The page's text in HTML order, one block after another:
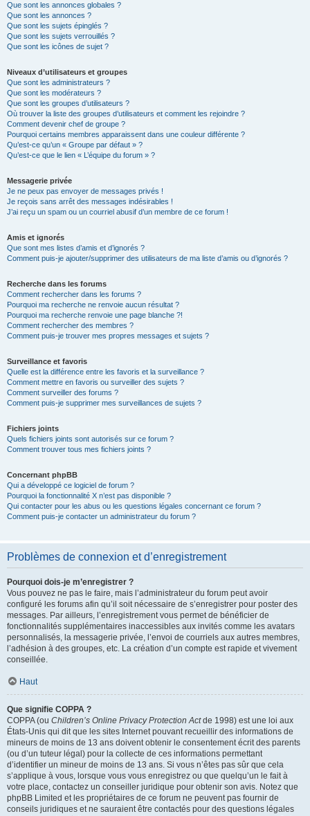
Que sont les annonces globales ?
Que sont les annonces ?
Que sont les sujets épinglés ?
Que sont les sujets verrouillés ?
Que sont les icônes de sujet ?
Niveaux d’utilisateurs et groupes
Que sont les administrateurs ?
Que sont les modérateurs ?
Que sont les groupes d’utilisateurs ?
Où trouver la liste des groupes d’utilisateurs et comment les rejoindre ?
Comment devenir chef de groupe ?
Pourquoi certains membres apparaissent dans une couleur différente ?
Qu’est-ce qu’un « Groupe par défaut » ?
Qu’est-ce que le lien « L’équipe du forum » ?
Messagerie privée
Je ne peux pas envoyer de messages privés !
Je reçois sans arrêt des messages indésirables !
J’ai reçu un spam ou un courriel abusif d’un membre de ce forum !
Amis et ignorés
Que sont mes listes d’amis et d’ignorés ?
Comment puis-je ajouter/supprimer des utilisateurs de ma liste d’amis ou d’ignorés ?
Recherche dans les forums
Comment rechercher dans les forums ?
Pourquoi ma recherche ne renvoie aucun résultat ?
Pourquoi ma recherche renvoie une page blanche ?!
Comment rechercher des membres ?
Comment puis-je trouver mes propres messages et sujets ?
Surveillance et favoris
Quelle est la différence entre les favoris et la surveillance ?
Comment mettre en favoris ou surveiller des sujets ?
Comment surveiller des forums ?
Comment puis-je supprimer mes surveillances de sujets ?
Fichiers joints
Quels fichiers joints sont autorisés sur ce forum ?
Comment trouver tous mes fichiers joints ?
Concernant phpBB
Qui a développé ce logiciel de forum ?
Pourquoi la fonctionnalité X n’est pas disponible ?
Qui contacter pour les abus ou les questions légales concernant ce forum ?
Comment puis-je contacter un administrateur du forum ?
Problèmes de connexion et d’enregistrement
Pourquoi dois-je m’enregistrer ?
Vous pouvez ne pas le faire, mais l’administrateur du forum peut avoir
configuré les forums afin qu’il soit nécessaire de s’enregistrer pour poster des
messages. Par ailleurs, l’enregistrement vous permet de bénéficier de
fonctionnalités supplémentaires inaccessibles aux invités comme les avatars
personnalisés, la messagerie privée, l’envoi de courriels aux autres membres,
l’adhésion à des groupes, etc. La création d’un compte est rapide et vivement
conseillée.
Haut
Que signifie COPPA ?
COPPA (ou Children’s Online Privacy Protection Actde 1998) est une loi aux
États-Unis qui dit que les sites Internet pouvant recueillir des informations de
mineurs de moins de 13 ans doivent obtenir le consentement écrit des parents
(ou d’un tuteur légal) pour la collecte de ces informations permettant
d’identifier un mineur de moins de 13 ans. Si vous n’êtes pas sûr que cela
s’applique à vous, lorsque vous vous enregistrez ou que quelqu’un le fait à
votre place, contactez un conseiller juridique pour obtenir son avis. Notez que
phpBB Limited et les propriétaires de ce forum ne peuvent pas fournir de
conseils juridiques et ne sauraient être contactés pour des questions légales